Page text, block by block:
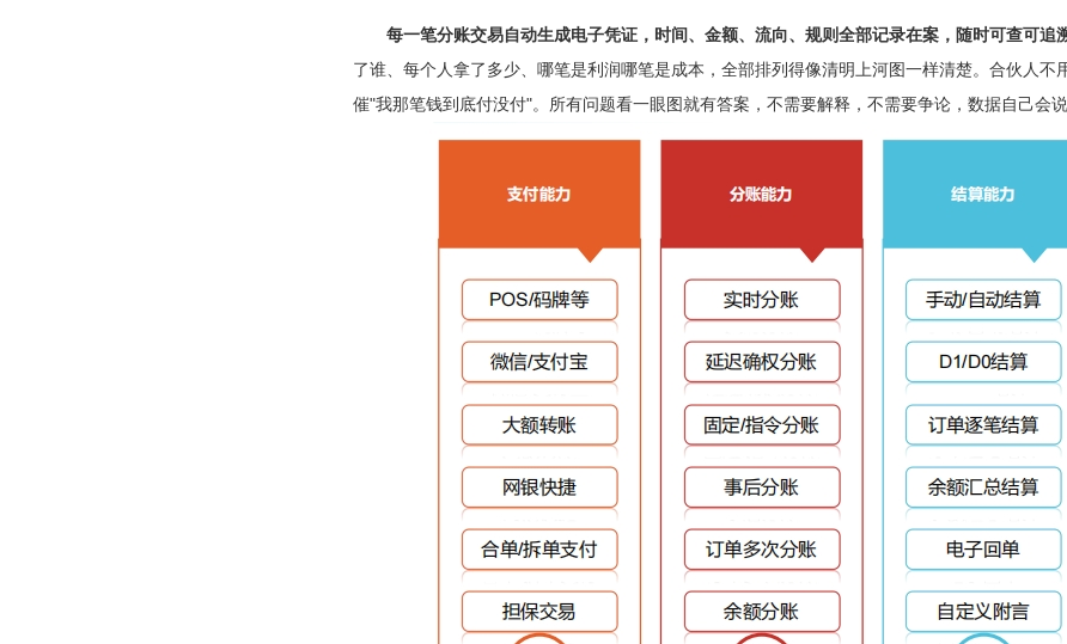
每一笔分账交易自动生成电子凭证，时间、金额、流向、规则全部记录在案，随时可查可追溯
了谁、每个人拿了多少、哪笔是利润哪笔是成本，全部排列得像清明上河图一样清楚。合伙人
催"我那笔钱到底付没付"。所有问题看一眼图就有答案，不需要解释，不需要争论，数据自己会说